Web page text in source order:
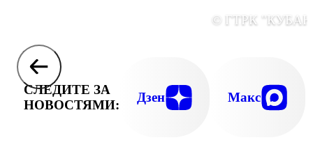
© ГТРК
СЛЕДИТЕ ЗА
НОВОСТЯМИ:
Дзен Макс